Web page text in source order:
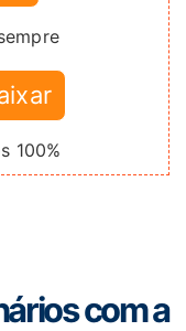
100%
com a